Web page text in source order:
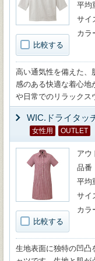
比較する
平均
サイ
カラ
高い通気性を備えた、
感のある快適な着心地
や日常でのリラックス
WIC.ドライタッ
女性用 OUTLET
比較する
アウ
品番
平均
サイ
カラ
生地表面に独特の凹凸